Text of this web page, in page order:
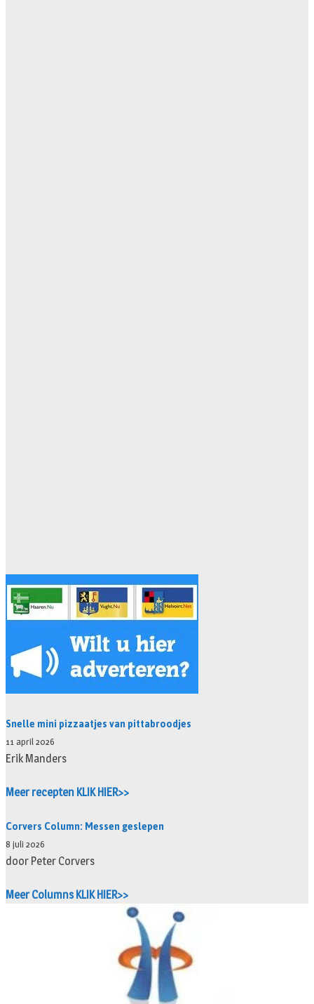
Snelle mini pizzaatjes van pittabroodjes
11 april 2026
Erik Manders
Meer recepten KLIK HIER>>
Corvers Column: Messen geslepen
8 juli 2026
door Peter Corvers
Meer Columns KLIK HIER>>